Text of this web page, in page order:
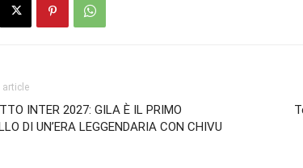
article
INTER 2027: GILA È IL PRIMO
DI UN’ERA LEGGENDARIA CON CHIVU